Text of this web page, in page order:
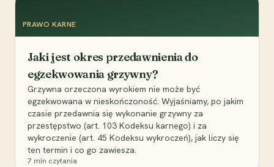
PRAWO KARNE
Jaki jest okres przedawnienia do
egzekwowania grzywny?
Grzywna orzeczona wyrokiem nie może być
egzekwowana w nieskończoność. Wyjaśniamy, po jakim
czasie przedawnia się wykonanie grzywny za
przestępstwo (art. 103 Kodeksu karnego) i za
wykroczenie (art. 45 Kodeksu wykroczeń), jak liczy się
ten termin i co go zawiesza.
7 min czytania